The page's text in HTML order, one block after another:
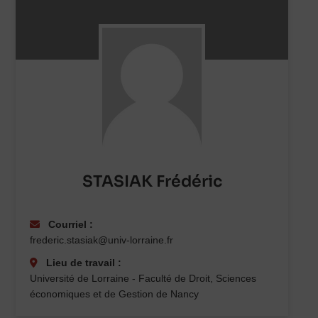
STASIAK Frédéric
Courriel :
frederic.stasiak@univ-lorraine.fr
Lieu de travail :
Université de Lorraine - Faculté de Droit, Sciences
économiques et de Gestion de Nancy